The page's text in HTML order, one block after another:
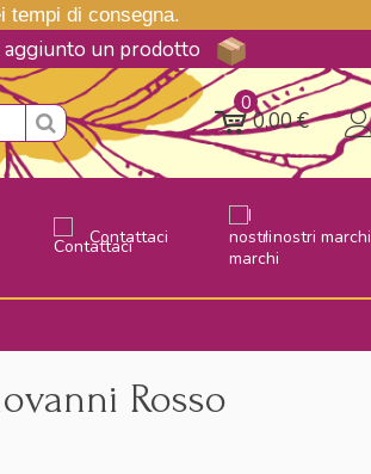
tempi di consegna.
aggiunto un prodotto
0
0,00 €
Contattaci I nostri marchi
Rosso